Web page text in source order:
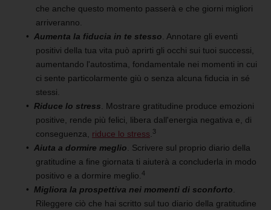
che anche questo momento passerà e che giorni migliori
arriveranno.
Aumenta la fiducia in te stesso. Annotare gli eventi
positivi della tua vita può aprirti gli occhi sui tuoi successi,
aumentando l'autostima, fondamentale nei momenti in cui
ci sente particolarmente giù o senza alcuna fiducia in sé
stessi.
Riduce lo stress. Mostrare gratitudine produce emozioni
positive, rende più felici, libera dall'energia negativa e, di
conseguenza, riduce lo stress.3
Aiuta a dormire meglio. Scrivere sul proprio diario della
gratitudine a fine giornata ti aiuterà a concluderla in modo
positivo e a dormire meglio.4
Migliora la prospettiva nei momenti di sconforto.
Rileggere ciò che hai scritto sul tuo diario della gratitudine